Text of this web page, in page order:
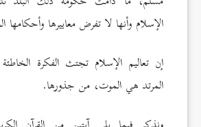
الإسلام وأنها لا تفرض معاييرها وأحكامها
إن تعاليم الإسلام تجتث الفكرة الخاطئة
المرتد هي الموت، من جذورها.